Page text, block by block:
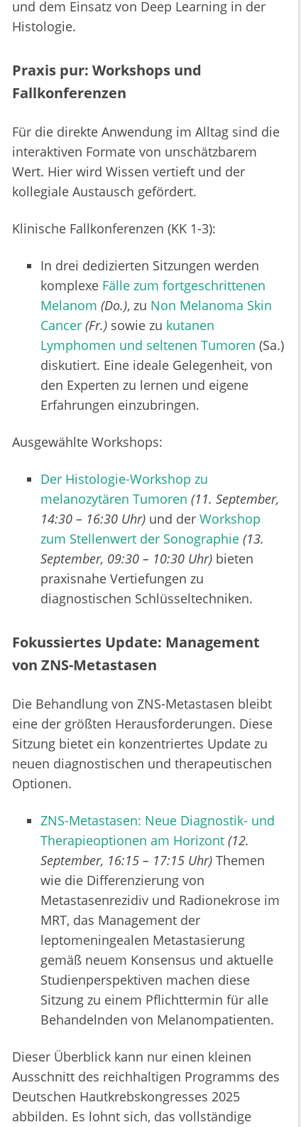
und dem Einsatz von Deep Learning in der
Histologie.
Praxis pur: Workshops und
Fallkonferenzen
Für die direkte Anwendung im Alltag sind die
interaktiven Formate von unschätzbarem
Wert. Hier wird Wissen vertieft und der
kollegiale Austausch gefördert.
Klinische Fallkonferenzen (KK 1-3):
In drei dedizierten Sitzungen werden
komplexe Fälle zum fortgeschrittenen
Melanom (Do.), zu Non Melanoma Skin
Cancer (Fr.) sowie zu kutanen
Lymphomen und seltenen Tumoren (Sa.)
diskutiert. Eine ideale Gelegenheit, von
den Experten zu lernen und eigene
Erfahrungen einzubringen.
Ausgewählte Workshops:
Der Histologie-Workshop zu
melanozytären Tumoren (11. September,
14:30 – 16:30 Uhr) und der Workshop
zum Stellenwert der Sonographie (13.
September, 09:30 – 10:30 Uhr) bieten
praxisnahe Vertiefungen zu
diagnostischen Schlüsseltechniken.
Fokussiertes Update: Management
von ZNS-Metastasen
Die Behandlung von ZNS-Metastasen bleibt
eine der größten Herausforderungen. Diese
Sitzung bietet ein konzentriertes Update zu
neuen diagnostischen und therapeutischen
Optionen.
ZNS-Metastasen: Neue Diagnostik- und
Therapieoptionen am Horizont (12.
September, 16:15 – 17:15 Uhr) Themen
wie die Differenzierung von
Metastasenrezidiv und Radionekrose im
MRT, das Management der
leptomeningealen Metastasierung
gemäß neuem Konsensus und aktuelle
Studienperspektiven machen diese
Sitzung zu einem Pflichttermin für alle
Behandelnden von Melanompatienten.
Dieser Überblick kann nur einen kleinen
Ausschnitt des reichhaltigen Programms des
Deutschen Hautkrebskongresses 2025
abbilden. Es lohnt sich, das vollständige